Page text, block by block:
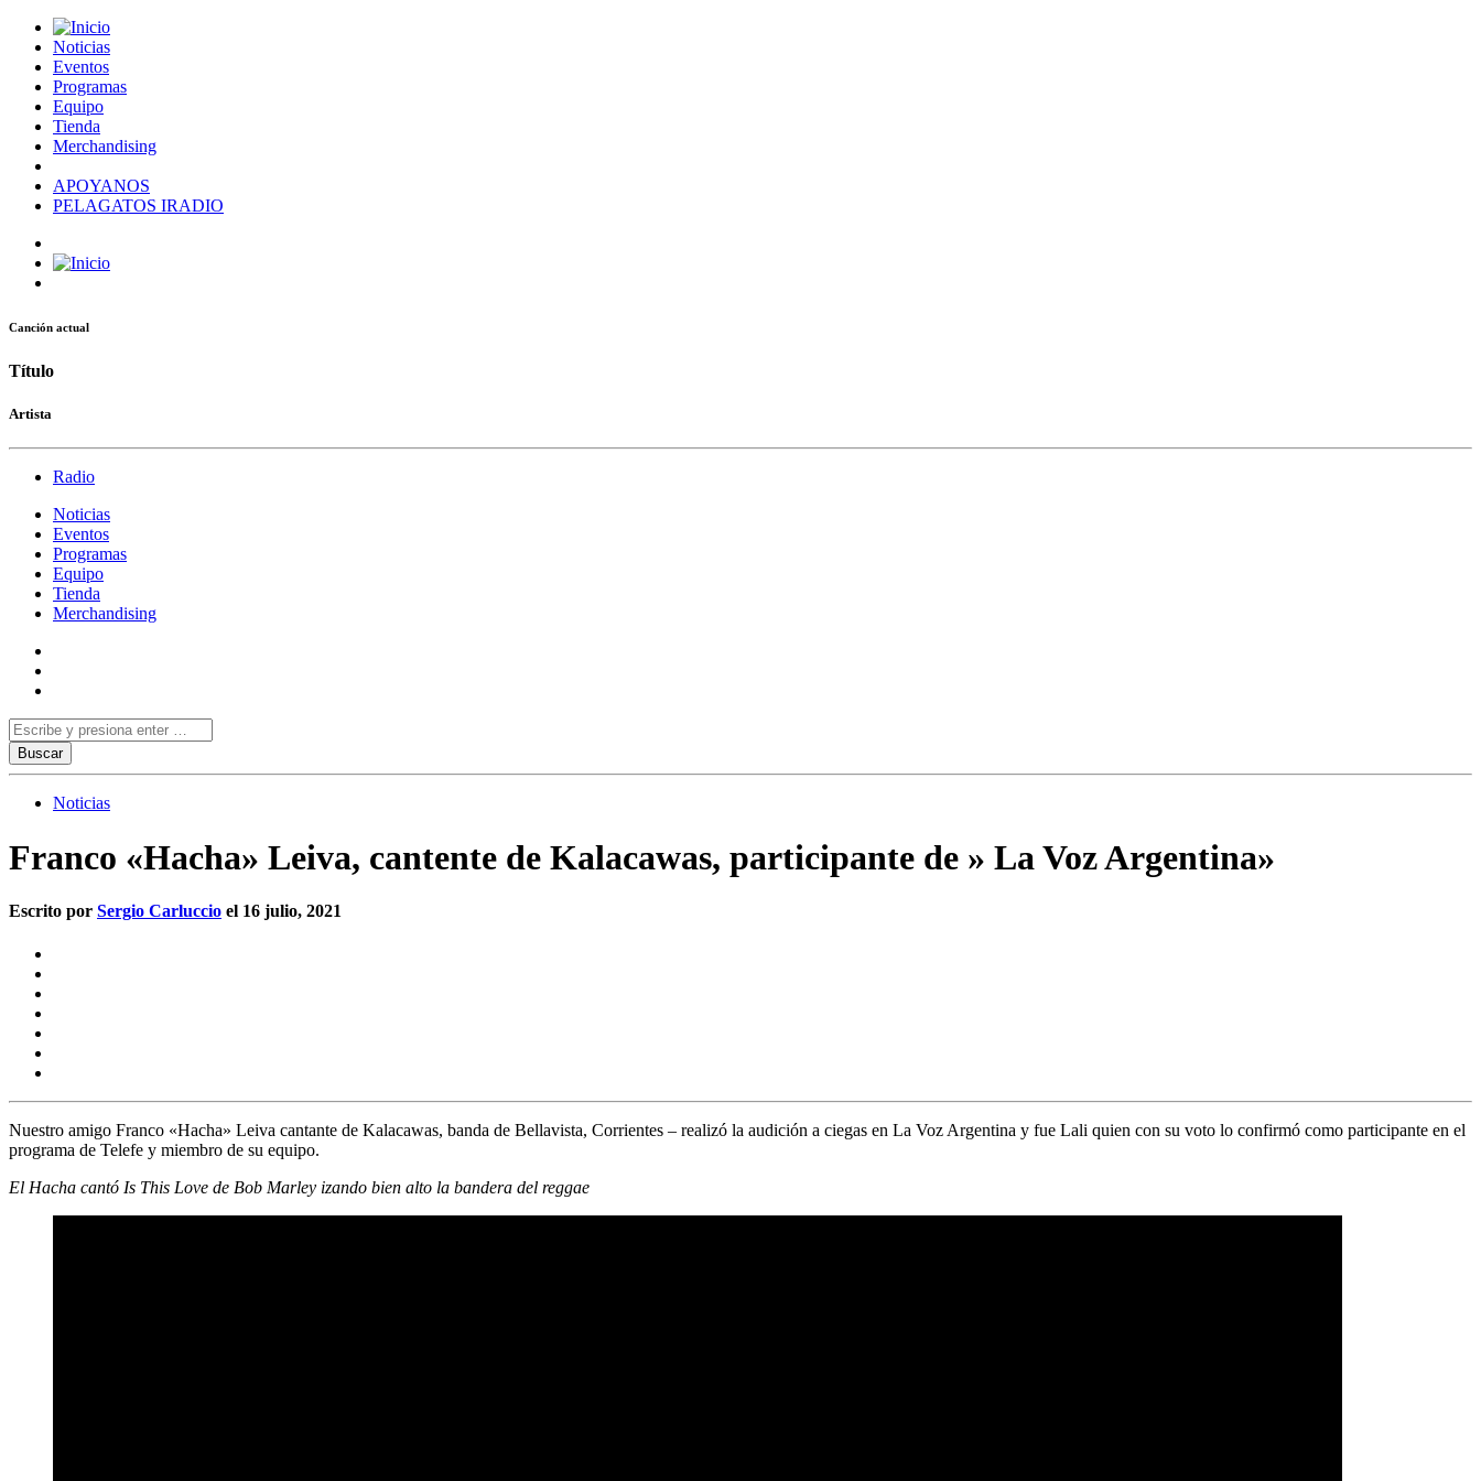
Noticias
Eventos
Programas
Equipo
Tienda
Merchandising
APOYANOS
PELAGATOS IRADIO
Canción actual
Título
Artista
Radio
Noticias
Eventos
Programas
Equipo
Tienda
Merchandising
Noticias
Franco «Hacha» Leiva, cantente de Kalacawas, participante de » La Voz Argentina»
Escrito por Sergio Carluccio el 16 julio, 2021
Nuestro amigo Franco «Hacha» Leiva cantante de Kalacawas, banda de Bellavista, Corrientes – realizó la audición a ciegas en La Voz Argentina y fue Lali quien con su voto lo confirmó como participante en el
programa de Telefe y miembro de su equipo.
El Hacha cantó Is This Love de Bob Marley izando bien alto la bandera del reggae